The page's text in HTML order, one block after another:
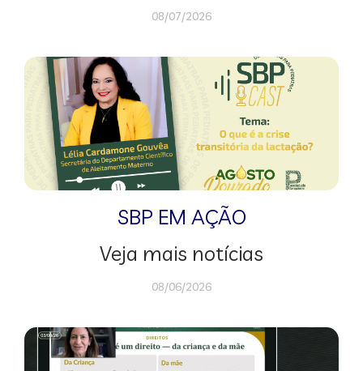
08/07/2026
SBP EM AÇÃO
Veja mais notícias
08/06/2026